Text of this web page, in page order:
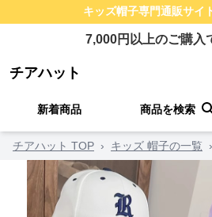
キッズ帽子専門通販サイ
7,000円以上のご購入
チアハット
新着商品 商品を検索
チアハット TOP › キッズ 帽子の一覧 ›